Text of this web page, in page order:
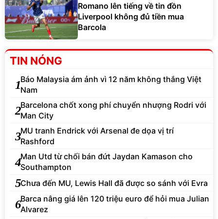
Romano lên tiếng về tin đồn
Liverpool không đủ tiền mua
Barcola
TIN NÓNG
1Báo Malaysia ám ảnh vì 12 năm không thắng Việt
Nam
2Barcelona chốt xong phí chuyển nhượng Rodri với
Man City
3MU tranh Endrick với Arsenal đe dọa vị trí
Rashford
4Man Utd từ chối bán đứt Jaydan Kamason cho
Southampton
5Chưa đến MU, Lewis Hall đã được so sánh với Evra
6Barca nâng giá lên 120 triệu euro để hỏi mua Julian
Alvarez